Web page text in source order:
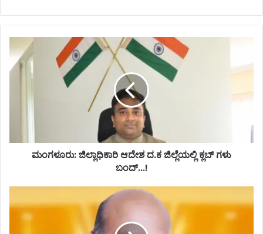
te
ಗ
ಳೂ
ಧಿ
ಶ
ಮಂಗಳೂರು: ಜಿಲ್ಲಾಧಿಕಾರಿ ಆದೇಶ ದ.ಕ ಜಿಲ್ಲೆಯಲ್ಲಿ ಕ್ಲಬ್ ಗಳು
ಬಂದ್...!
ರ್